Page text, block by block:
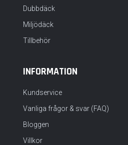
Dubbdäck
Miljödäck
Tillbehör
INFORMATION
Kundservice
Vanliga frågor & svar (FAQ)
Bloggen
Villkor